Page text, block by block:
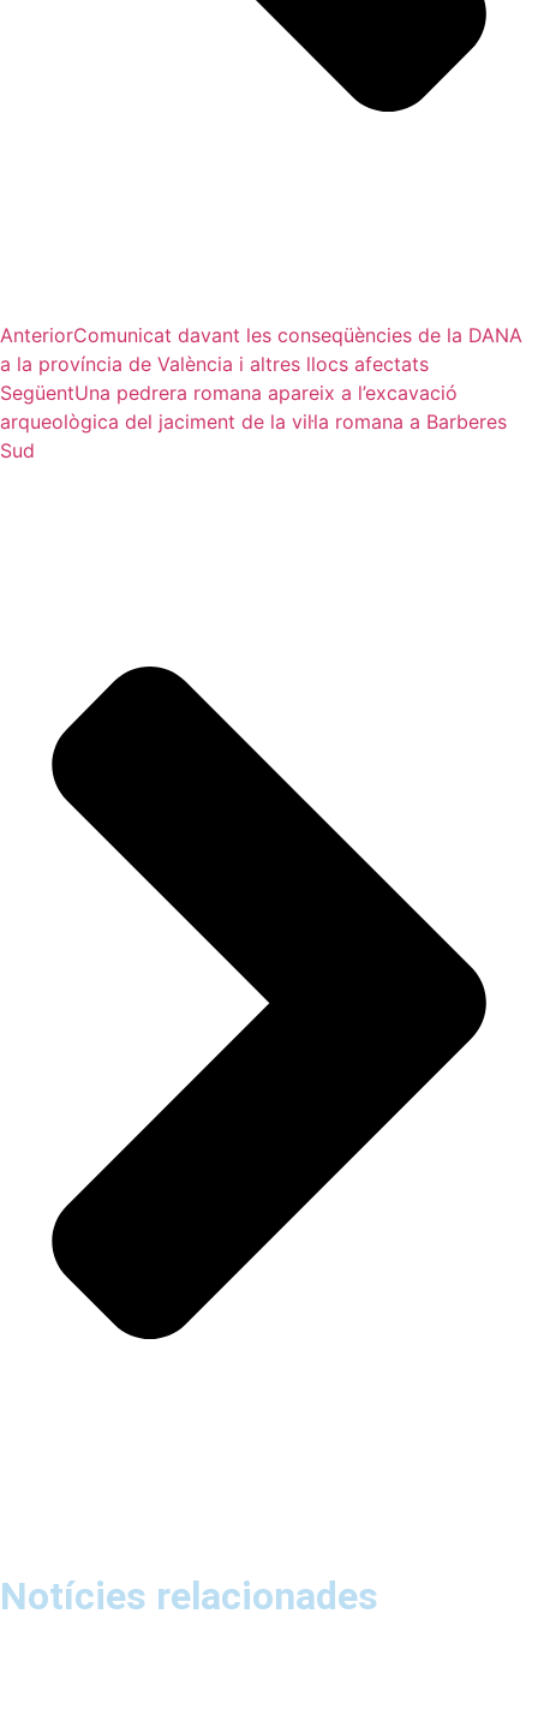
AnteriorComunicat davant les conseqüències de la DANA
a la província de València i altres llocs afectats
SegüentUna pedrera romana apareix a l’excavació
arqueològica del jaciment de la vil·la romana a Barberes
Sud
Notícies relacionades